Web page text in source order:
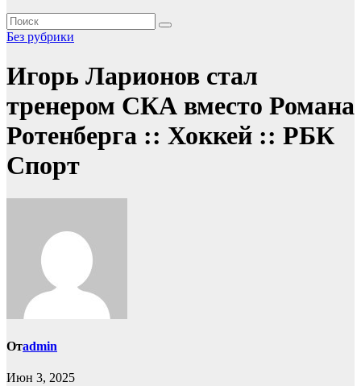
Без рубрики
Игорь Ларионов стал
тренером СКА вместо Романа
Ротенберга :: Хоккей :: РБК
Спорт
Отadmin
Июн 3, 2025